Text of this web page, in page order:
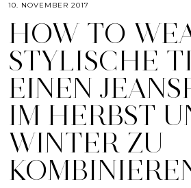
10. NOVEMBER 2017
HOW TO
STYLISCHE
EINEN
IM HERBST
WINTER ZU